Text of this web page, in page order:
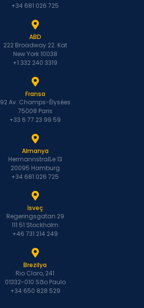
+34 681 026 725
ABD
222 Broadway 22. Kat
New York 10038
+1 332 240 3319
Fransa
92 Av. Champs-Élysées
75008 Paris
+33 6 77 23 99 59
Almanya
Hermannstraße 13
20095 Hamburg
+34 681 026 725
İsveç
Regeringsgatan 29
111 51 Stockholm
+46 731 214 249
Brezilya
Rio Claro, 241
01332-010 São Paulo
+34 650 828 529